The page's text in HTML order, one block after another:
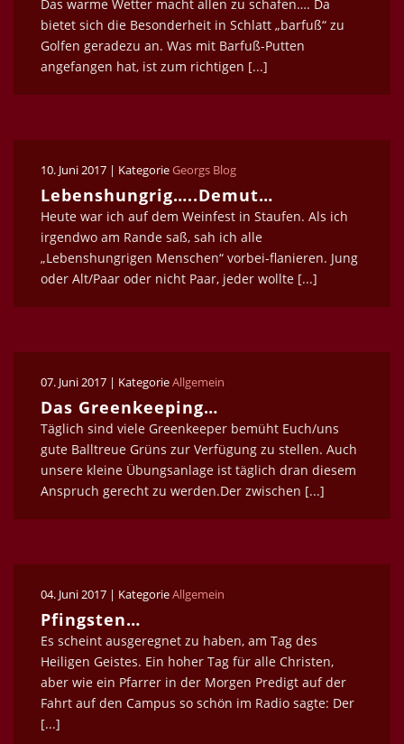
Das warme Wetter macht allen zu schafen…. Da
bietet sich die Besonderheit in Schlatt „barfuß“ zu
Golfen geradezu an. Was mit Barfuß-Putten
angefangen hat, ist zum richtigen [...]
10. Juni 2017 | KategorieGeorgs Blog
Lebenshungrig…..Demut…
Heute war ich auf dem Weinfest in Staufen. Als ich
irgendwo am Rande saß, sah ich alle
„Lebenshungrigen Menschen“ vorbei-flanieren. Jung
oder Alt/Paar oder nicht Paar, jeder wollte [...]
07. Juni 2017 | KategorieAllgemein
Das Greenkeeping…
Täglich sind viele Greenkeeper bemüht Euch/uns
gute Balltreue Grüns zur Verfügung zu stellen. Auch
unsere kleine Übungsanlage ist täglich dran diesem
Anspruch gerecht zu werden.Der zwischen [...]
04. Juni 2017 | KategorieAllgemein
Pfingsten…
Es scheint ausgeregnet zu haben, am Tag des
Heiligen Geistes. Ein hoher Tag für alle Christen,
aber wie ein Pfarrer in der Morgen Predigt auf der
Fahrt auf den Campus so schön im Radio sagte: Der
[...]